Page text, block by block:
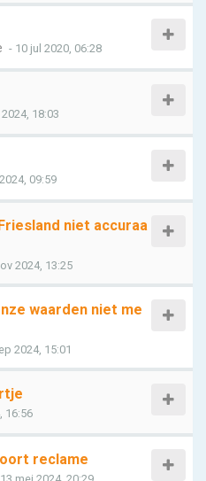
- 10 jul 2020, 06:28
18:03
09:59
niet accuraa
2024, 13:25
waarden niet me
2024, 15:01
16:56
reclame